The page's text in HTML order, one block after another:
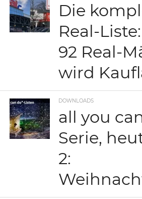
Die
Real-
92 Real-
wird
DOWNLOADS
all you
Serie,
2: